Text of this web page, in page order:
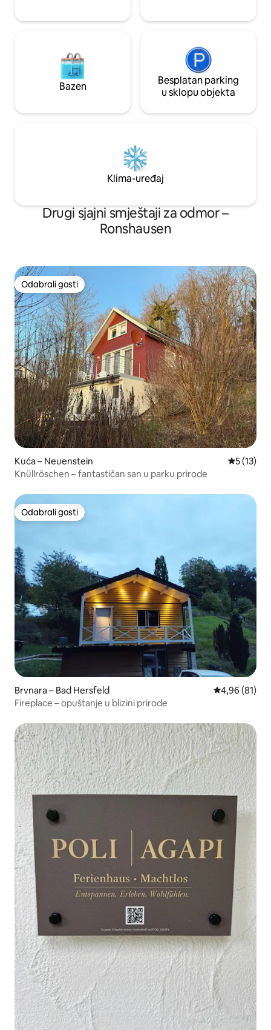
Bazen
Besplatan parking
u sklopu objekta
Klima-uređaj
Drugi sjajni smještaji za odmor –
Ronshausen
Odabrali gosti
Odabrali gosti
Kuća – Neuenstein Prosječna
5 (13)
Knüllröschen – fantastičan san u parku prirode
Odabrali gosti
Odabrali gosti
Brvnara – Bad Hersfeld Prosječna
4,96 (81)
Fireplace – opuštanje u blizini prirode